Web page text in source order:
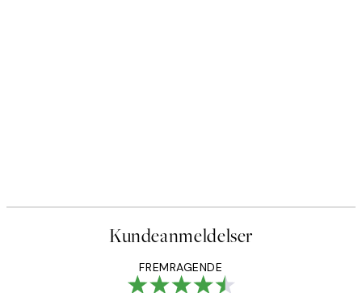
Kundeanmeldelser
FREMRAGENDE